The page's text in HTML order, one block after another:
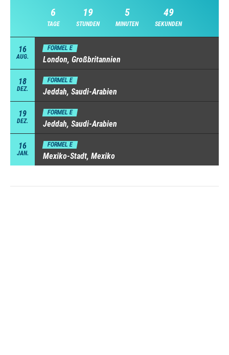
6
TAGE
19
STUNDEN
5
MINUTEN
48
SEKUNDEN
16
AUG.
FORMEL E
London, Großbritannien
18
DEZ.
FORMEL E
Jeddah, Saudi-Arabien
19
DEZ.
FORMEL E
Jeddah, Saudi-Arabien
16
JAN.
FORMEL E
Mexiko-Stadt, Mexiko